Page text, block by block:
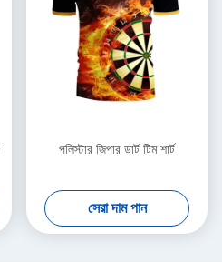
পলিস্টার জিপার ডার্ট টিম শার্ট
সেরা দাম পান